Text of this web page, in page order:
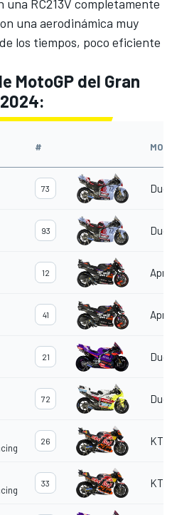
RC213V completamente
una aerodinámica muy
los tiempos, poco eficiente
MotoGP del Gran
#
73
93
12
41
21
72
26 KTM
33 KTM